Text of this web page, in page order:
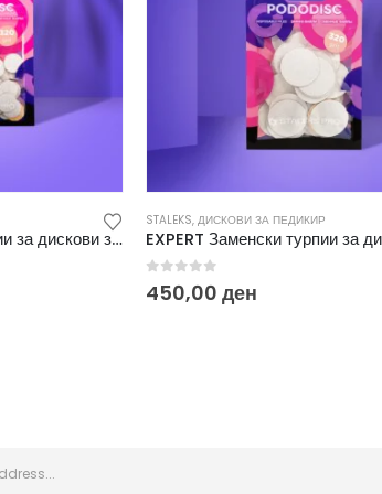
EXPERT Заменски турпии за дискови за педикир S 320 (50/1) PDF-15-320W
STALEKS, ДИСКОВИ ЗА ПЕДИКИР
out of 5
450,00 ден